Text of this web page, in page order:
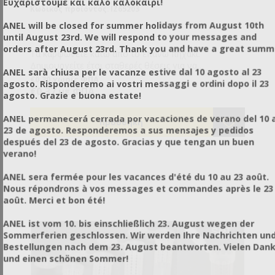
Κωδικός προϊόντος: IZ65203
Τα καρφώνετε κάτω από το επάνω πηχάκι.
Δημιουργείτε έτσι σταθερές θέσεις για να
κουμπώσουν προσωρινά οι βάσεις τεχνητών κελιών
ref.IZ65202.
€0,30 χωρίς ΦΠΑ
€0,37 με ΦΠΑ
ANEL will be closed for summer holidays from August 10th
until August 23rd. We will respond to your messages and
orders after August 23rd. Thank you and have a great
ANEL sarà chiusa per le vacanze estive dal 10 agosto al 23
agosto. Risponderemo ai vostri messaggi e ordini dopo il 23
agosto. Grazie e buona estate!
ANEL permanecerá cerrada por vacaciones de verano del 10
23 de agosto. Responderemos a sus mensajes y pedidos
después del 23 de agosto. Gracias y que tengan un buen
verano!
ANEL sera fermée pour les vacances d'été du 10 au 23 août.
Nous répondrons à vos messages et commandes après le 23
août. Merci et bon été!
ANEL ist vom 10. bis einschließlich 23. August wegen der
Sommerferien geschlossen. Wir werden Ihre Nachrichten
Bestellungen nach dem 23. August beantworten. Vielen Dank
und einen schönen Sommer!